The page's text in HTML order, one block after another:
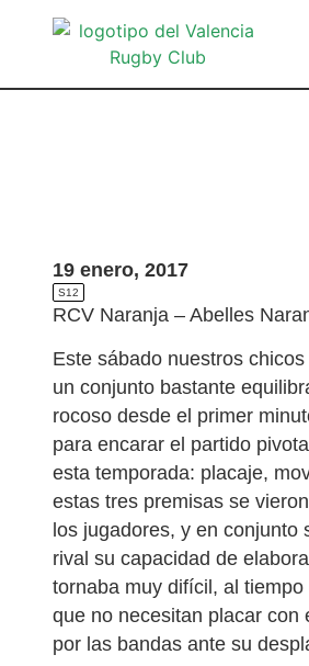
19 enero, 2017
S12
RCV Naranja – Abelles
Este sábado nuestros
un conjunto bastante
rocoso desde el primer
para encarar el partido
esta temporada: placaje,
estas tres premisas se
los jugadores, y en conjunto
rival su capacidad de
tornaba muy difícil, al
que no necesitan placar con
por las bandas ante su